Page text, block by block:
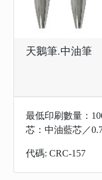
天鵝筆.中油筆
最低印刷數量：
芯：中油藍芯／
代碼: CRC-157